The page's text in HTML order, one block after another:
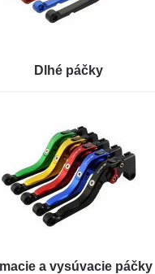
Dlhé páčky
a vysúvacie páčky